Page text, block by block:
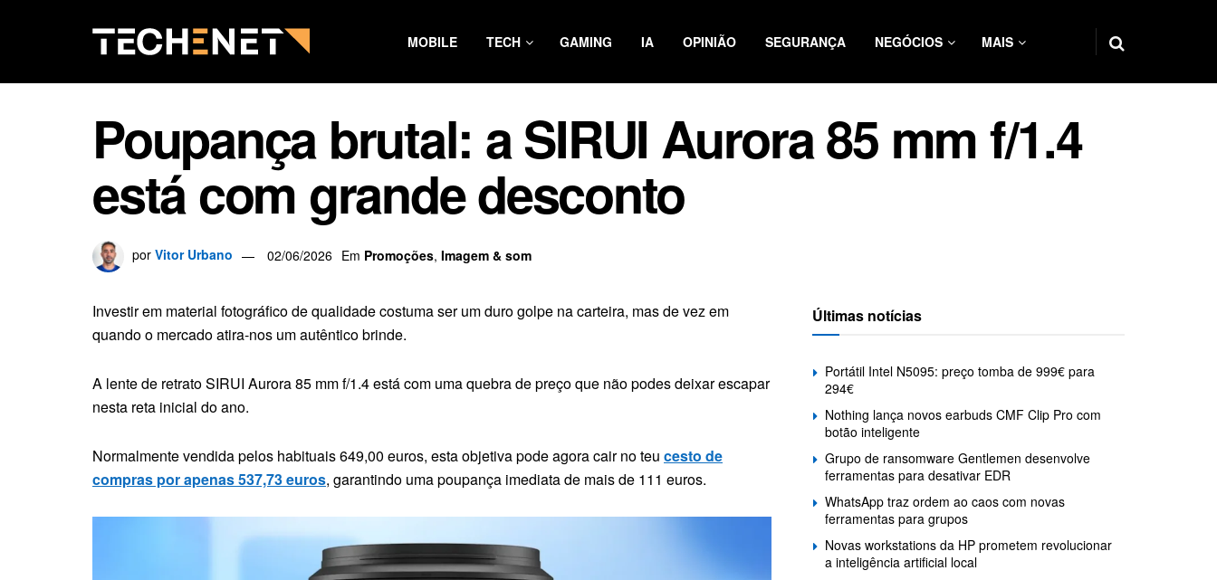
MOBILE TECH GAMING IA OPINIÃO SEGURANÇA NEGÓCIOS MAIS
Poupança brutal: a SIRUI Aurora 85 mm f/1.4
está com grande desconto
por Vitor Urbano 02/06/2026 Em Promoções, Imagem & som
Investir em material fotográfico de qualidade costuma ser um duro golpe na carteira, mas de vez em
quando o mercado atira-nos um autêntico brinde.
A lente de retrato SIRUI Aurora 85 mm f/1.4 está com uma quebra de preço que não podes deixar escapar
nesta reta inicial do ano.
Normalmente vendida pelos habituais 649,00 euros, esta objetiva pode agora cair no teu cesto de
compras por apenas 537,73 euros, garantindo uma poupança imediata de mais de 111 euros.
Últimas notícias
Portátil Intel N5095: preço tomba de 999€ para
294€
Nothing lança novos earbuds CMF Clip Pro com
botão inteligente
Grupo de ransomware Gentlemen desenvolve
ferramentas para desativar EDR
WhatsApp traz ordem ao caos com novas
ferramentas para grupos
Novas workstations da HP prometem revolucionar
a inteligência artificial local